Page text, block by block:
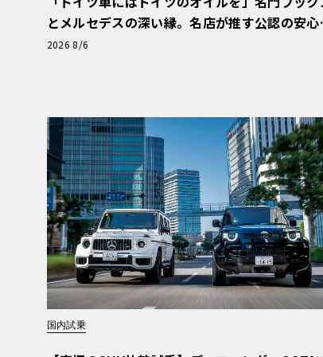
とメルセデスの深い縁。名店が推す公認の安心
と、Cクラスで味わうシルキーな走り〈PR〉
2026 8/6
国内試乗